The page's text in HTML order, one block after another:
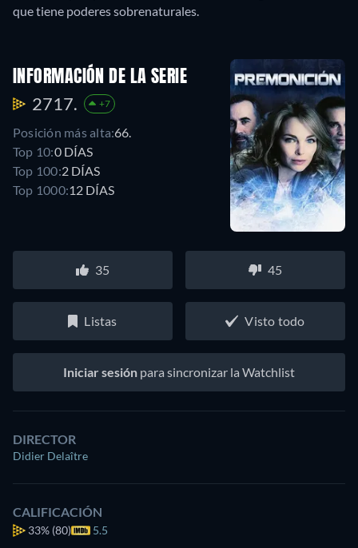
que tiene poderes sobrenaturales.
INFORMACIÓN DE LA SERIE
2717. +7
Posición más alta:66.
Top 10:0 DÍAS
Top 100:2 DÍAS
Top 1000:12 DÍAS
35 45
Listas Visto todo
Iniciar sesión para sincronizar la Watchlist
DIRECTOR
Didier Delaître
CALIFICACIÓN
33% (80) 5.5